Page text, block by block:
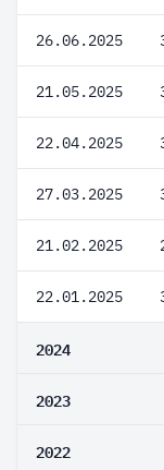
26.06.2025
21.05.2025
22.04.2025
27.03.2025
21.02.2025
22.01.2025
2024
2023
2022